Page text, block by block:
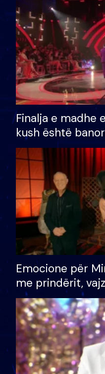
Finalja e madhe
kush është
shtëpinë dhe
të fituar çmimin
Emocione për
me prindërit,
bashkëshorten:
divorci apo jo?